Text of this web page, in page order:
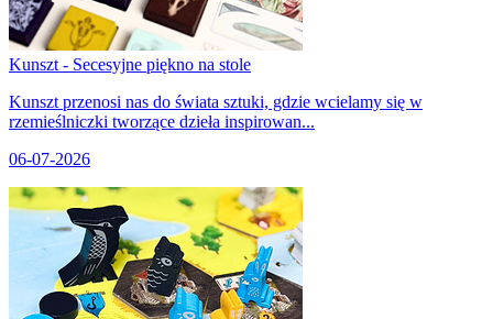
Kunszt - Secesyjne piękno na stole
Kunszt przenosi nas do świata sztuki, gdzie wcielamy się w
rzemieślniczki tworzące dzieła inspirowan...
06-07-2026